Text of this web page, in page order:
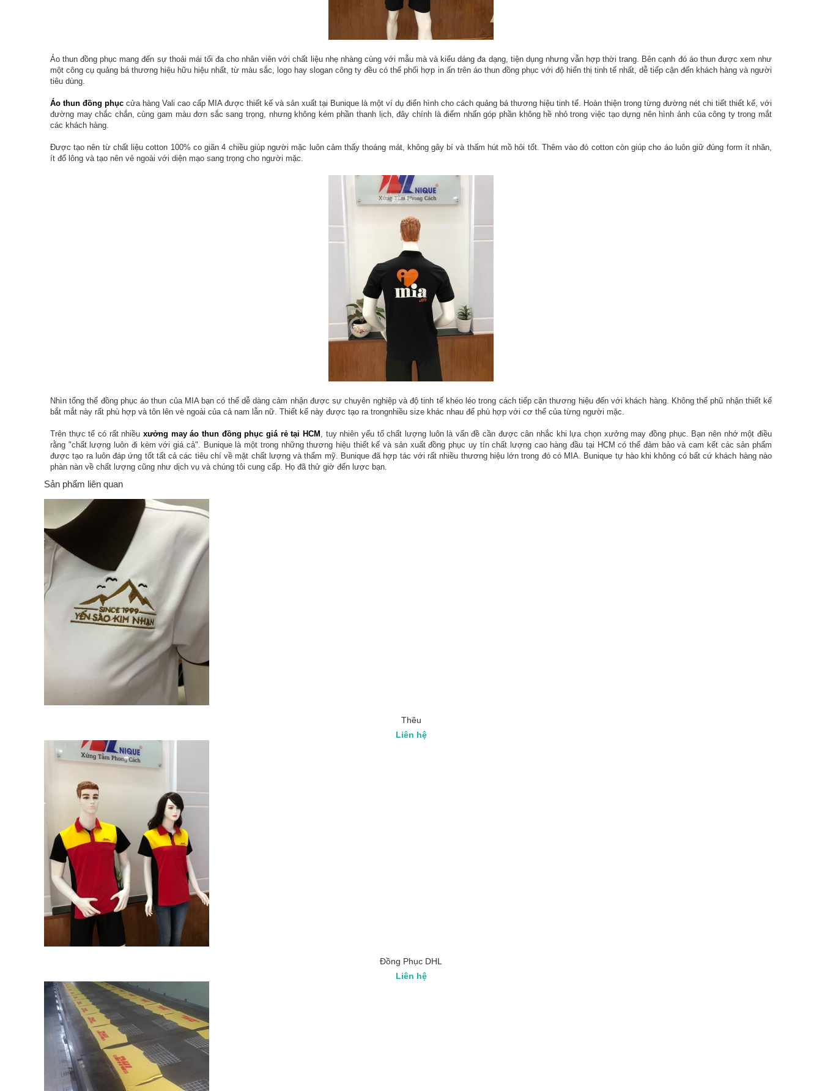
Áo thun đồng phục mang đến sự thoải mái tối đa cho nhân viên với chất liệu nhẹ nhàng cùng với mẫu mà và kiểu dáng đa dạng, tiện dụng nhưng vẫn hợp thời trang. Bên cạnh đó áo thun được xem như
một công cụ quảng bá thương hiệu hữu hiệu nhất, từ màu sắc, logo hay slogan công ty đều có thể phối hợp in ấn trên áo thun đồng phục với độ hiển thị tinh tế nhất, dễ tiếp cận đến khách hàng và người
tiêu dùng.
Áo thun đồng phục cửa hàng Vali cao cấp MIA được thiết kế và sản xuất tại Bunique là một ví dụ điển hình cho cách quảng bá thương hiệu tinh tế. Hoàn thiện trong từng đường nét chi tiết thiết kế, với
đường may chắc chắn, cùng gam màu đơn sắc sang trọng, nhưng không kém phần thanh lịch, đây chính là điểm nhấn góp phần không hề nhỏ trong việc tạo dựng nên hình ảnh của công ty trong mắt
các khách hàng.
Được tạo nên từ chất liệu cotton 100% co giãn 4 chiều giúp người mặc luôn cảm thấy thoáng mát, không gây bí và thấm hút mồ hôi tốt. Thêm vào đó cotton còn giúp cho áo luôn giữ đúng form ít nhăn,
ít đổ lông và tạo nên vẻ ngoài với diện mạo sang trọng cho người mặc.
Nhìn tổng thể đồng phụcáo thun của MIA bạn có thể dễ dàng cảm nhận được sự chuyên nghiệp và độ tinh tế khéo léo trong cách tiếp cận thương hiệu đến với khách hàng. Không thể phũ nhận thiết kế
bắt mắt này rất phù hợp và tôn lên vè ngoài của cả nam lẫn nữ. Thiết kế này được tạo ra trongnhiều size khác nhau để phù hợp với cơ thể của từng người mặc.
Trên thực tế có rất nhiều xưởng may áo thun đồng phục giá rẻ tại HCM
, tuy nhiên yếu tố chất lượng luôn là vấn đề cần được cân nhắc khi lựa chọn xưởng may đồng phục. Bạn nên nhớ một điều
rằng "chất lượng luôn đi kèm với giá cả". Bunique là một trong những thương hiệu thiết kế và sản xuất đồng phục uy tín chất lượng cao hàng đầu tại HCM có thể đảm bảo và cam kết các sản phẩm
được tạo ra luôn đáp ứng tốt tất cả các tiêu chí về mặt chất lượng và thẩm mỹ. Bunique đã hợp tác với rất nhiều thương hiệu lớn trong đó có MIA. Bunique tự hào khi không có bất cứ khách hàng nào
phàn nàn về chất lượng cũng như dịch vụ và chúng tôi cung cấp. Họ đã thử giờ đến lược bạn.
Sản phẩm liên quan
Thêu
Liên hệ
Đồng Phục DHL
Liên hệ